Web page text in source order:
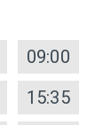
09:00
15:35